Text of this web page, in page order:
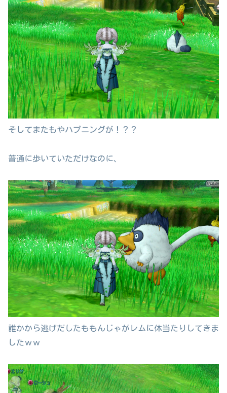
そしてまたもやハプニングが！？？
普通に歩いていただけなのに、
誰かから逃げだしたももんじゃがレムに体当たりしてきま
したｗｗ